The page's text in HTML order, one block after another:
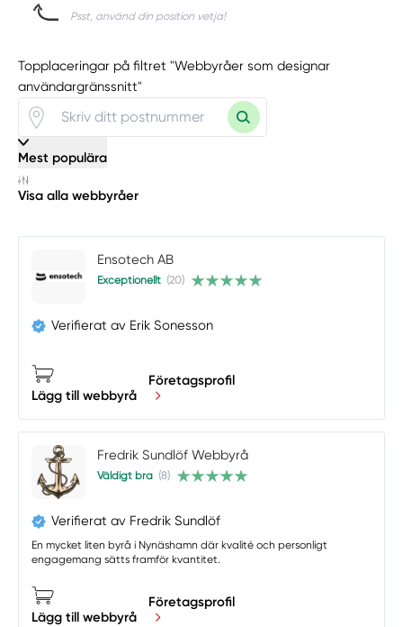
Psst, använd din position vetja!
Topplaceringar på filtret "Webbyråer som designar
användargränssnitt"
Mest populära
Visa alla webbyråer
Ensotech AB
Exceptionellt (20)
Verifierat av Erik Sonesson
Lägg till webbyrå
Företagsprofil
Fredrik Sundlöf Webbyrå
Väldigt bra (8)
Verifierat av Fredrik Sundlöf
En mycket liten byrå i Nynäshamn där kvalité och personligt
engagemang sätts framför kvantitet.
Lägg till webbyrå
Företagsprofil